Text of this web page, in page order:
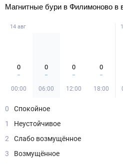
Магнитные бури в Филимоново в
14 авг
0
00:00
0
06:00
0
12:00
0
18:00
0
Спокойное
1
Неустойчивое
2
Слабо возмущённое
3
Возмущённое